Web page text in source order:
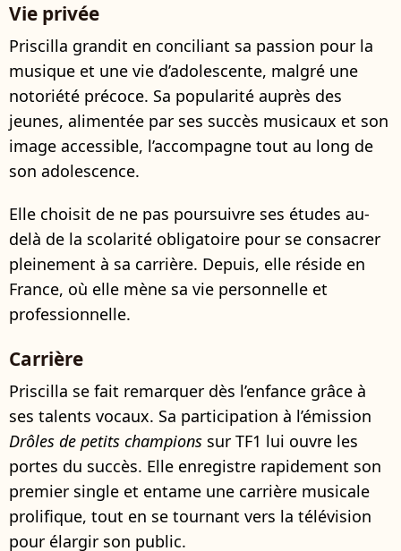
Vie privée
Priscilla grandit en conciliant sa passion pour la
musique et une vie d’adolescente, malgré une
notoriété précoce. Sa popularité auprès des
jeunes, alimentée par ses succès musicaux et son
image accessible, l’accompagne tout au long de
son adolescence.
Elle choisit de ne pas poursuivre ses études au-
delà de la scolarité obligatoire pour se consacrer
pleinement à sa carrière. Depuis, elle réside en
France, où elle mène sa vie personnelle et
professionnelle.
Carrière
Priscilla se fait remarquer dès l’enfance grâce à
ses talents vocaux. Sa participation à l’émission
Drôles de petits champions sur TF1 lui ouvre les
portes du succès. Elle enregistre rapidement son
premier single et entame une carrière musicale
prolifique, tout en se tournant vers la télévision
pour élargir son public.